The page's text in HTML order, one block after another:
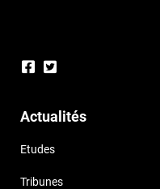
Actualités
Etudes
Tribunes